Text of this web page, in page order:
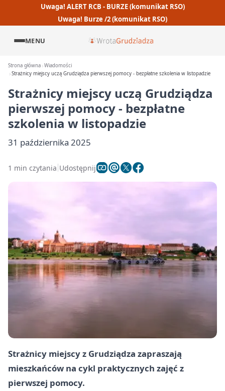
Uwaga! ALERT RCB - BURZE (komunikat RSO)
Uwaga! Burze /2 (komunikat RSO)
MENU
Strona główna Wiadomości
Strażnicy miejscy uczą Grudziądza pierwszej pomocy - bezpłatne szkolenia w listopadzie
Strażnicy miejscy uczą Grudziądza
pierwszej pomocy - bezpłatne
szkolenia w listopadzie
31 października 2025
1 min czytania Udostępnij
Strażnicy miejscy z Grudziądza zapraszają
mieszkańców na cykl praktycznych zajęć z
pierwszej pomocy.